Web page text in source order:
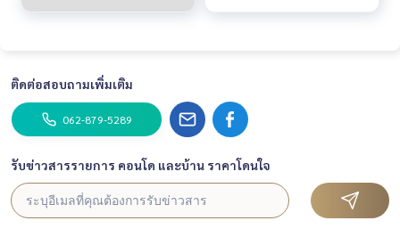
ติดต่อสอบถามเพิ่มเติม
062-879-5289
รับข่าวสารรายการ คอนโด และบ้าน ราคาโดนใจ